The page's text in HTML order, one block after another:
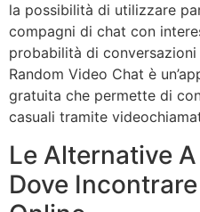
la possibilità di utilizzare
compagni di chat con
probabilità di conversazioni
Random Video Chat è
gratuita che permette di
casuali tramite
Le Alternative
Dove